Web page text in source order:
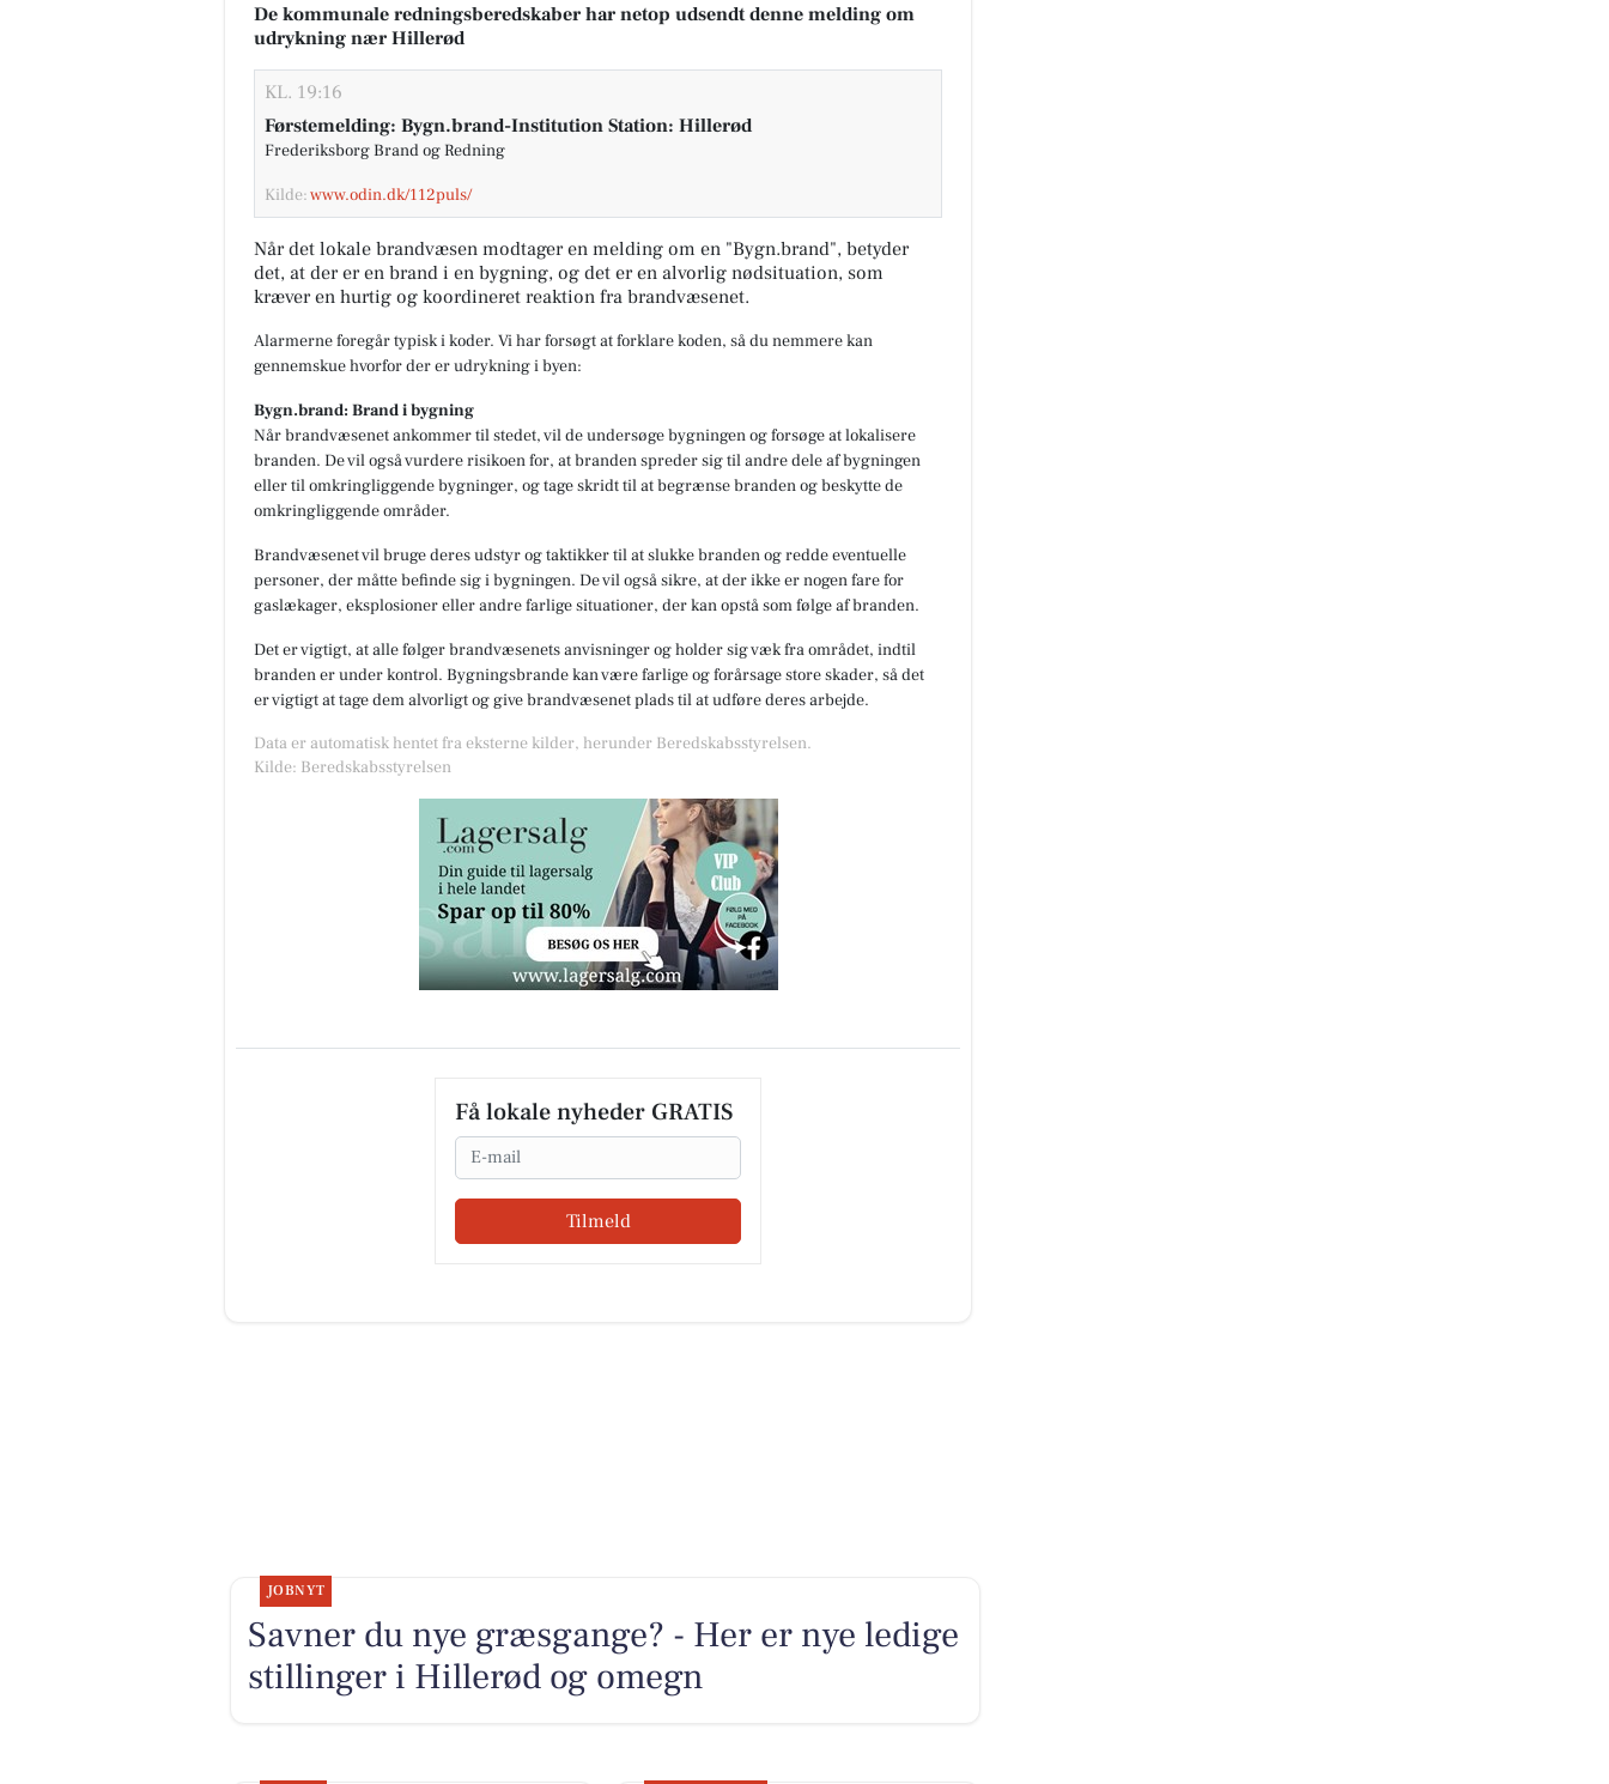
De kommunale redningsberedskaber har netop udsendt denne melding om
udrykning nær Hillerød
KL. 19:16
Førstemelding: Bygn.brand-Institution Station: Hillerød
Frederiksborg Brand og Redning
Kilde:www.odin.dk/112puls/
Når det lokale brandvæsen modtager en melding om en "Bygn.brand", betyder
det, at der er en brand i en bygning, og det er en alvorlig nødsituation, som
kræver en hurtig og koordineret reaktion fra brandvæsenet.
Alarmerne foregår typisk i koder. Vi har forsøgt at forklare koden, så du nemmere kan
gennemskue hvorfor der er udrykning i byen:
Bygn.brand: Brand i bygning
Når brandvæsenet ankommer til stedet, vil de undersøge bygningen og forsøge at lokalisere
branden. De vil også vurdere risikoen for, at branden spreder sig til andre dele af bygningen
eller til omkringliggende bygninger, og tage skridt til at begrænse branden og beskytte de
omkringliggende områder.
Brandvæsenet vil bruge deres udstyr og taktikker til at slukke branden og redde eventuelle
personer, der måtte befinde sig i bygningen. De vil også sikre, at der ikke er nogen fare for
gaslækager, eksplosioner eller andre farlige situationer, der kan opstå som følge af branden.
Det er vigtigt, at alle følger brandvæsenets anvisninger og holder sig væk fra området, indtil
branden er under kontrol. Bygningsbrande kan være farlige og forårsage store skader, så det
er vigtigt at tage dem alvorligt og give brandvæsenet plads til at udføre deres arbejde.
Data er automatisk hentet fra eksterne kilder, herunder Beredskabsstyrelsen.
Kilde: Beredskabsstyrelsen
Få lokale nyheder GRATIS
Email
Tilmeld
JOBNYT
Savner du nye græsgange? - Her er nye ledige
stillinger i Hillerød og omegn